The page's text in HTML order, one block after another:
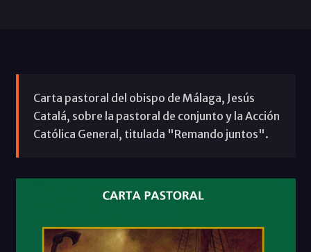
Carta pastoral del obispo de Málaga, Jesús
Catalá, sobre la pastoral de conjunto y la Acción
Católica General, titulada "Remando juntos".